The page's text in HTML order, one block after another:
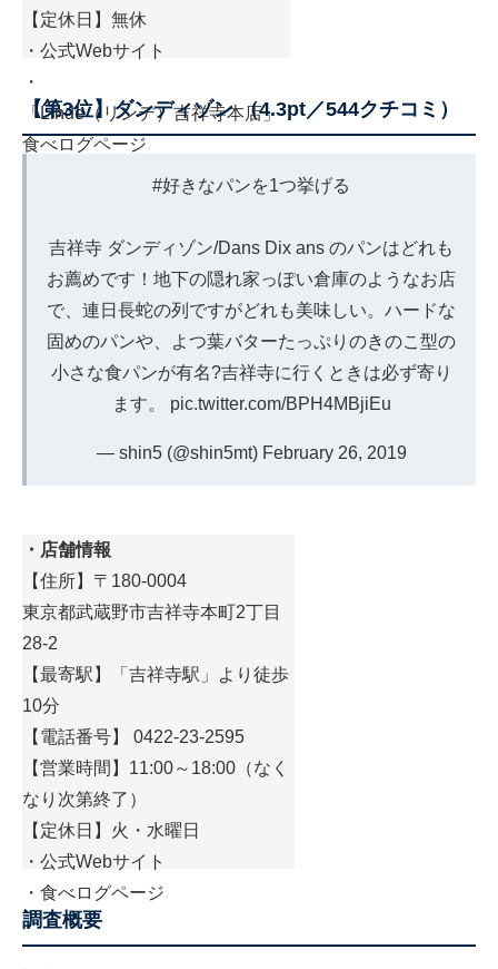
【定休日】無休
・ 公式Webサイト
・
「Linde（リンデ）吉祥寺本店」
食べログページ
【第3位】ダンディゾン （4.3pt／544クチコミ）
#好きなパンを1つ挙げる
吉祥寺 ダンディゾン/Dans Dix ans のパンはどれも
お薦めです！地下の隠れ家っぽい倉庫のようなお店
で、連日長蛇の列ですがどれも美味しい。ハードな
固めのパンや、よつ葉バターたっぷりのきのこ型の
小さな食パンが有名?吉祥寺に行くときは必ず寄り
ます。 pic.twitter.com/BPH4MBjiEu
— shin5 (@shin5mt) February 26, 2019
・店舗情報
【住所】〒180-0004
東京都武蔵野市吉祥寺本町2丁目
28-2
【最寄駅】「吉祥寺駅」より徒歩
10分
【電話番号】 0422-23-2595
【営業時間】11:00～18:00（なく
なり次第終了）
【定休日】火・水曜日
・ 公式Webサイト
・ 食べログページ
調査概要